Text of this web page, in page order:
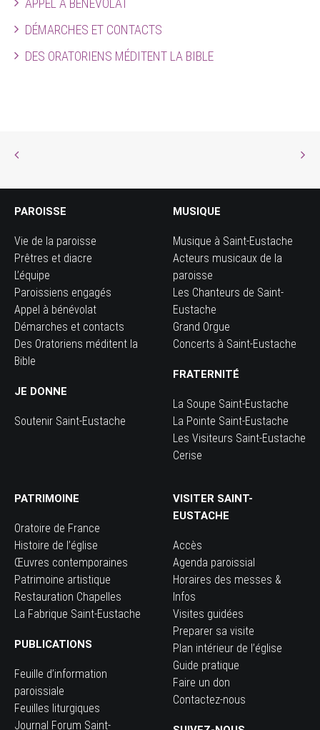
APPEL À BÉNÉVOLAT
DÉMARCHES ET CONTACTS
DES ORATORIENS MÉDITENT LA BIBLE
PAROISSE
Vie de la paroisse
Prêtres et diacre
L’équipe
Paroissiens engagés
Appel à bénévolat
Démarches et contacts
Des Oratoriens méditent la
Bible
JE DONNE
Soutenir Saint-Eustache
MUSIQUE
Musique à Saint-Eustache
Acteurs musicaux de la
paroisse
Les Chanteurs de Saint-
Eustache
Grand Orgue
Concerts à Saint-Eustache
FRATERNITÉ
La Soupe Saint-Eustache
La Pointe Saint-Eustache
Les Visiteurs Saint-Eustache
Cerise
PATRIMOINE
Oratoire de France
Histoire de l’église
Œuvres contemporaines
Patrimoine artistique
Restauration Chapelles
La Fabrique Saint-Eustache
PUBLICATIONS
Feuille d’information
paroissiale
Feuilles liturgiques
Journal Forum Saint-
VISITER SAINT-
EUSTACHE
Accès
Agenda paroissial
Horaires des messes &
Infos
Visites guidées
Preparer sa visite
Plan intérieur de l’église
Guide pratique
Faire un don
Contactez-nous